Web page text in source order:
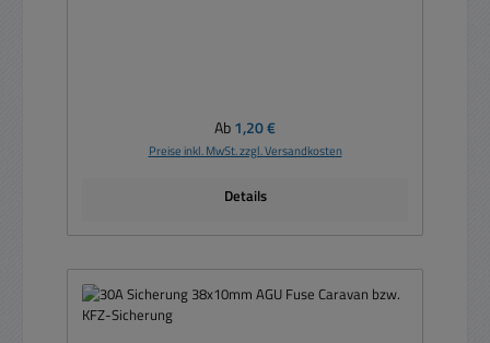
Regulärer Preis:
Ab1,20 €
Preise inkl. MwSt. zzgl. Versandkosten
Details